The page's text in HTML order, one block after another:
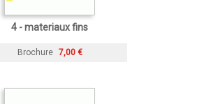
4 - materiaux fins
Brochure 7,00 €